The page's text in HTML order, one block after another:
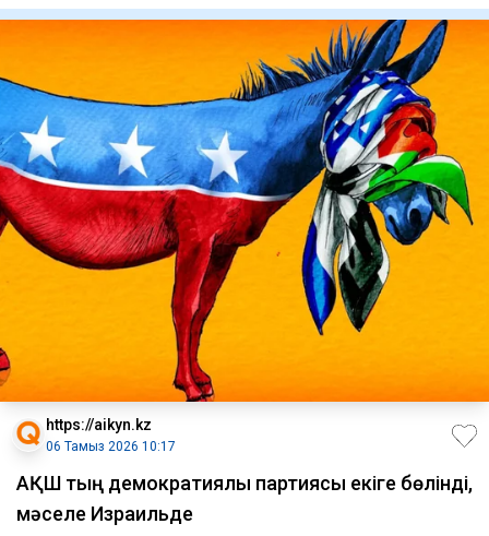
https://aikyn.kz
06 Тамыз 2026 10:17
АҚШ тың демократиялық партиясы екіге бөлінді,
мәселе Израильде